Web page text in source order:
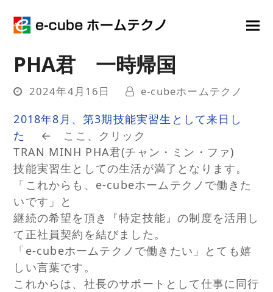
PHA君 一時帰国
2024年4月16日 e-cubeホームテクノ
2018年8月、第3期技能実習生として来日し
た
← ここ、クリック
TRAN MINH PHA君(チャン・ミン・ファ)
技能実習生としての生活が満了となります。
「これからも、e-cubeホームテクノで働きた
いです」と
継続の希望を頂き『特定技能』の制度を活用し
て正社員契約を結びました。
「e-cubeホームテクノで働きたい」とても嬉
しい言葉です。
これからは、社長のサポートとして仕事に同行